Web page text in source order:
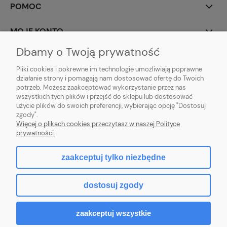
POMOC
MOJE KONTO
INFORMACJE
Sklep internetowy Shoper.pl
Dbamy o Twoją prywatność
Pliki cookies i pokrewne im technologie umożliwiają poprawne
działanie strony i pomagają nam dostosować ofertę do Twoich
potrzeb. Możesz zaakceptować wykorzystanie przez nas
wszystkich tych plików i przejść do sklepu lub dostosować
użycie plików do swoich preferencji, wybierając opcję "Dostosuj
zgody".
Więcej o plikach cookies przeczytasz w naszej Polityce
prywatności.
zaakceptuj tylko niezbędne
dostosuj zgody
zaakceptuj wszystkie